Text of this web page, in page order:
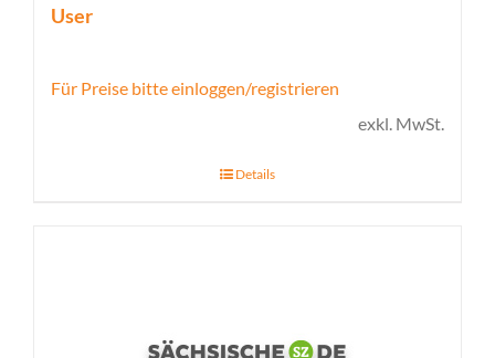
User
Für Preise bitte einloggen/registrieren
exkl. MwSt.
Details